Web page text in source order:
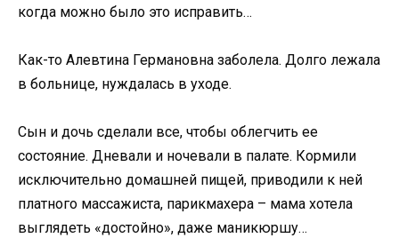
когда можно было это исправить…
Как-то Алевтина Германовна заболела. Долго лежала
в больнице, нуждалась в уходе.
Сын и дочь сделали все, чтобы облегчить ее
состояние. Дневали и ночевали в палате. Кормили
исключительно домашней пищей, приводили к ней
платного массажиста, парикмахера – мама хотела
выглядеть «достойно», даже маникюршу…